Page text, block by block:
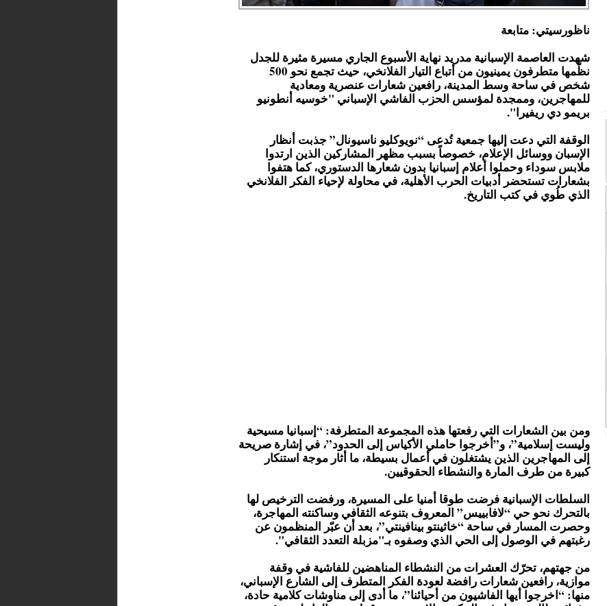
ناظورسيتي: متابعة
شهدت العاصمة الإسبانية مدريد نهاية الأسبوع الجاري مسيرة مثيرة للجدل
نظّمها متطرفون يمينيون من أتباع التيار الفلانخي، حيث تجمع نحو 500
شخص في ساحة وسط المدينة، رافعين شعارات عنصرية ومعادية
للمهاجرين، وممجدة لمؤسس الحزب الفاشي الإسباني "خوسيه أنطونيو
بريمو دي ريفيرا".
الوقفة التي دعت إليها جمعية تُدعى “نويوكليو ناسيونال” جذبت أنظار
الإسبان ووسائل الإعلام، خصوصاً بسبب مظهر المشاركين الذين ارتدوا
ملابس سوداء وحملوا أعلام إسبانيا بدون شعارها الدستوري، كما هتفوا
بشعارات تستحضر أدبيات الحرب الأهلية، في محاولة لإحياء الفكر الفلانخي
الذي طُوي في كتب التاريخ.
ومن بين الشعارات التي رفعتها هذه المجموعة المتطرفة: “إسبانيا مسيحية
وليست إسلامية”، و”أخرجوا حاملي الأكياس إلى الحدود”، في إشارة صريحة
إلى المهاجرين الذين يشتغلون في أعمال بسيطة، ما أثار موجة استنكار
كبيرة من طرف المارة والنشطاء الحقوقيين.
السلطات الإسبانية فرضت طوقا أمنيا على المسيرة، ورفضت الترخيص لها
بالتحرك نحو حي “لافابييس” المعروف بتنوعه الثقافي وساكنته المهاجرة،
وحصرت المسار في ساحة “خاثينتو بينافينتي”، بعد أن عبّر المنظمون عن
رغبتهم في الوصول إلى الحي الذي وصفوه بـ"مزبلة التعدد الثقافي".
من جهتهم، تحرّك العشرات من النشطاء المناهضين للفاشية في وقفة
موازية، رافعين شعارات رافضة لعودة الفكر المتطرف إلى الشارع الإسباني،
منها: “اخرجوا أيها الفاشيون من أحيائنا”، ما أدى إلى مناوشات كلامية حادة،